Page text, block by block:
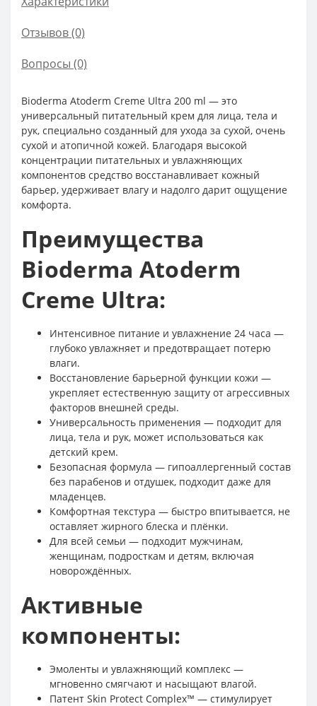
Отзывов (0)
Вопросы (0)
Bioderma Atoderm Creme Ultra 200 ml — это
универсальный питательный крем для лица, тела и
рук, специально созданный для ухода за сухой, очень
сухой и атопичной кожей. Благодаря высокой
концентрации питательных и увлажняющих
компонентов средство восстанавливает кожный
барьер, удерживает влагу и надолго дарит ощущение
комфорта.
Преимущества
Bioderma Atoderm
Creme Ultra:
Интенсивное питание и увлажнение 24 часа —
глубоко увлажняет и предотвращает потерю
влаги.
Восстановление барьерной функции кожи —
укрепляет естественную защиту от агрессивных
факторов внешней среды.
Универсальность применения — подходит для
лица, тела и рук, может использоваться как
детский крем.
Безопасная формула — гипоаллергенный состав
без парабенов и отдушек, подходит даже для
младенцев.
Комфортная текстура — быстро впитывается, не
оставляет жирного блеска и плёнки.
Для всей семьи — подходит мужчинам,
женщинам, подросткам и детям, включая
новорождённых.
Активные
компоненты:
Эмоленты и увлажняющий комплекс —
мгновенно смягчают и насыщают влагой.
Патент Skin Protect Complex™ — стимулирует